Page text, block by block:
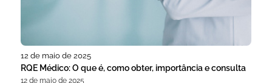
12 de maio de 2025
RQE Médico: O que é, como obter, importância e consulta
12 de maio de 2025